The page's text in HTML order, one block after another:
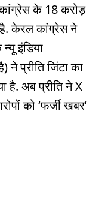
कांग्रेस के 18 करोड़
केरल कांग्रेस ने
इंडिया
प्रीति जिंटा का
है. अब प्रीति ने X
को ‘फर्जी खबर’